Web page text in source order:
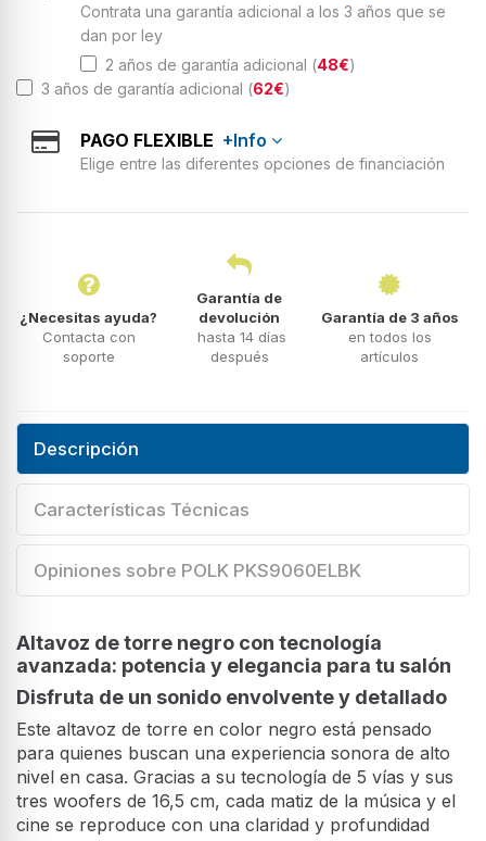
Contrata una garantía adicional a los 3 años que se
dan por ley
2 años de garantía adicional (48€)
3 años de garantía adicional (62€)
PAGO FLEXIBLE +Info
Elige entre las diferentes opciones de financiación
¿Necesitas ayuda?
Contacta con
soporte
Garantía de
devolución
hasta 14 días
después
Garantía de 3 años
en todos los
artículos
Descripción
Características Técnicas
Opiniones sobre POLK PKS9060ELBK
Altavoz de torre negro con tecnología
avanzada: potencia y elegancia para tu salón
Disfruta de un sonido envolvente y detallado
Este altavoz de torre en color negro está pensado
para quienes buscan una experiencia sonora de alto
nivel en casa. Gracias a su tecnología de 5 vías y sus
tres woofers de 16,5 cm, cada matiz de la música y el
cine se reproduce con una claridad y profundidad